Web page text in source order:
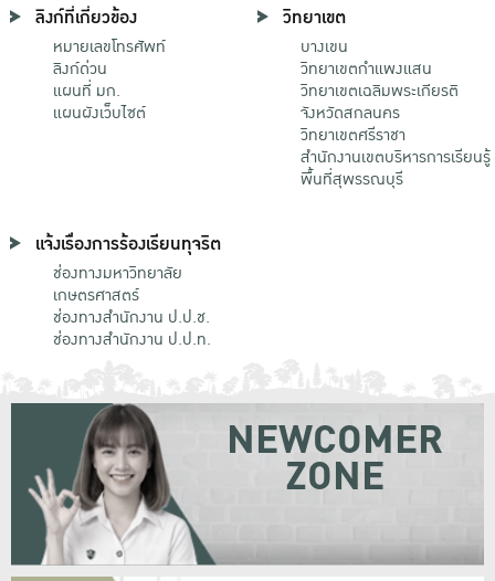
ลิงก์ที่เกี่ยวข้อง
หมายเลขโทรศัพท์
ลิงก์ด่วน
แผนที่ มก.
แผนผังเว็บไซต์
วิทยาเขต
บางเขน
วิทยาเขตกําแพงแสน
วิทยาเขตเฉลิมพระเกียรติ
จังหวัดสกลนคร
วิทยาเขตศรีราชา
สำนักงานเขตบริหารการเรียนรู้
พื้นที่สุพรรณบุรี
แจ้งเรื่องการร้องเรียนทุจริต
ช่องทางมหาวิทยาลัย
เกษตรศาสตร์
ช่องทางสำนักงาน ป.ป.ช.
ช่องทางสำนักงาน ป.ป.ท.
NEWCOMER
ZONE